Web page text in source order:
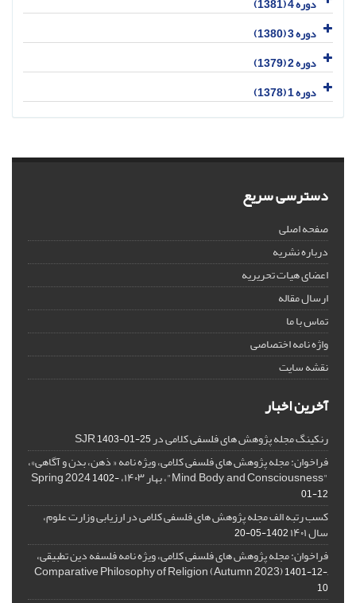
دوره 3 (1380)
دوره 2 (1379)
دوره 1 (1378)
دسترسی سریع
صفحه اصلی
درباره نشریه
اعضای هیات تحریریه
ارسال مقاله
تماس با ما
واژه نامه اختصاصی
نقشه سایت
آخرین اخبار
رنکینگ مجله پژوهش های فلسفی کلامی در SJR1403-01-25
فراخوان: مجله پژوهش های فلسفی کلامی، ویژه نامه « ذهن، بدن و آگاهی»،
"Mind, Body, and Consciousness"، بهار ۱۴۰۳، Spring 2024
1402-
01-12
کسب رتبه الف مجله پژوهش های فلسفی کلامی در ارزیابی وزارت علوم،
سال ۱۴۰۱ 1402-05-20
فراخوان: مجله پژوهش های فلسفی کلامی، ویژه نامه فلسفه دین تطبیقی،
,Comparative Philosophy of Religion (Autumn 2023)
1401-12-
10